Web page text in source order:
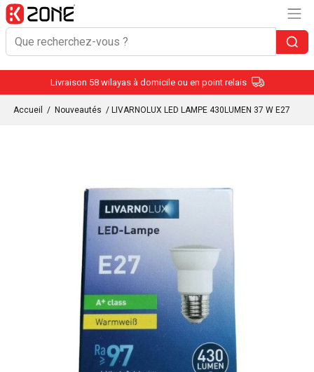
Livraison 58 wilayas à domicile ou en point relais
Accueil / Nouveautés / LIVARNOLUX LED LAMPE 430LUMEN 37 W E27